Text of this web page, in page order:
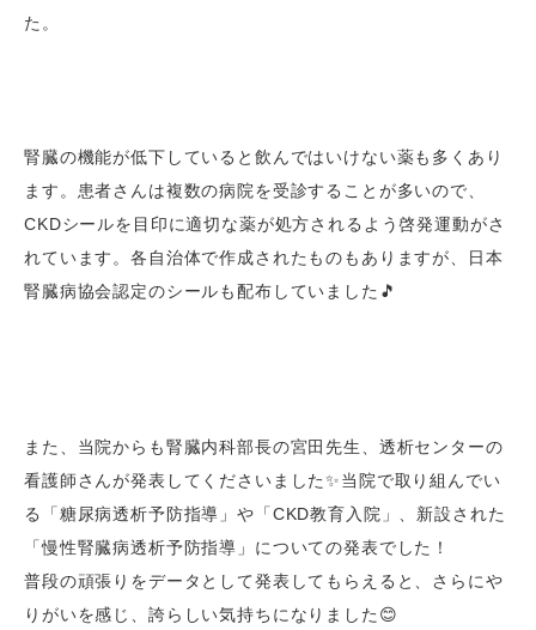
た。
腎臓の機能が低下していると飲んではいけない薬も多くあり
ます。患者さんは複数の病院を受診することが多いので、
CKDシールを目印に適切な薬が処方されるよう啓発運動がさ
れています。各自治体で作成されたものもありますが、日本
腎臓病協会認定のシールも配布していました🎵
また、当院からも腎臓内科部長の宮田先生、透析センターの
看護師さんが発表してくださいました✨当院で取り組んでい
る「糖尿病透析予防指導」や「CKD教育入院」、新設された
「慢性腎臓病透析予防指導」についての発表でした！
普段の頑張りをデータとして発表してもらえると、さらにや
りがいを感じ、誇らしい気持ちになりました😊